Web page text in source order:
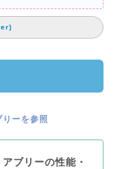
ーを参照
アブリーの性能・